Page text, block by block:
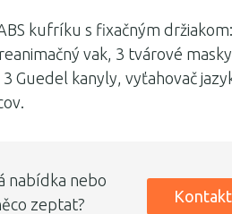
kufríku s fixačným držiakom:
vak, 3 tvárové masky
Guedel kanyly, vyťahovač
nabídka nebo
zeptat?